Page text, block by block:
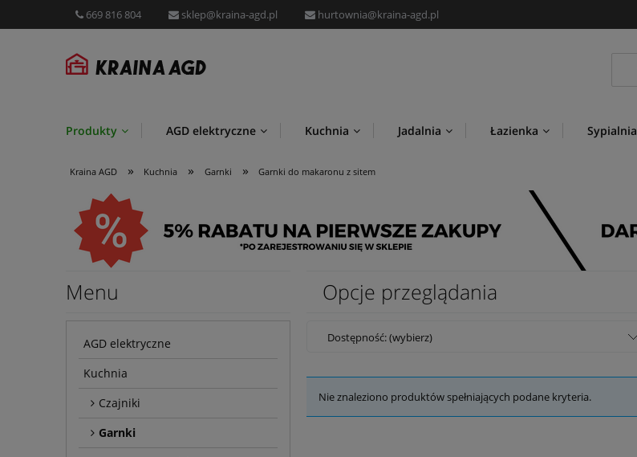
669 816 804 sklep@kraina-agd.pl hurtownia@kraina-agd.pl
Produkty AGD elektryczne Kuchnia Jadalnia Łazienka Sypialnia
Przechowywanie i organizacja Promocje
Kraina AGD » Kuchnia » Garnki » Garnki do makaronu z sitem
Menu
AGD elektryczne
Kuchnia
Czajniki
Garnki
Opcje przeglądania
Dostępność: (wybierz)
Nie znaleziono produktów spełniających podane kryteria.